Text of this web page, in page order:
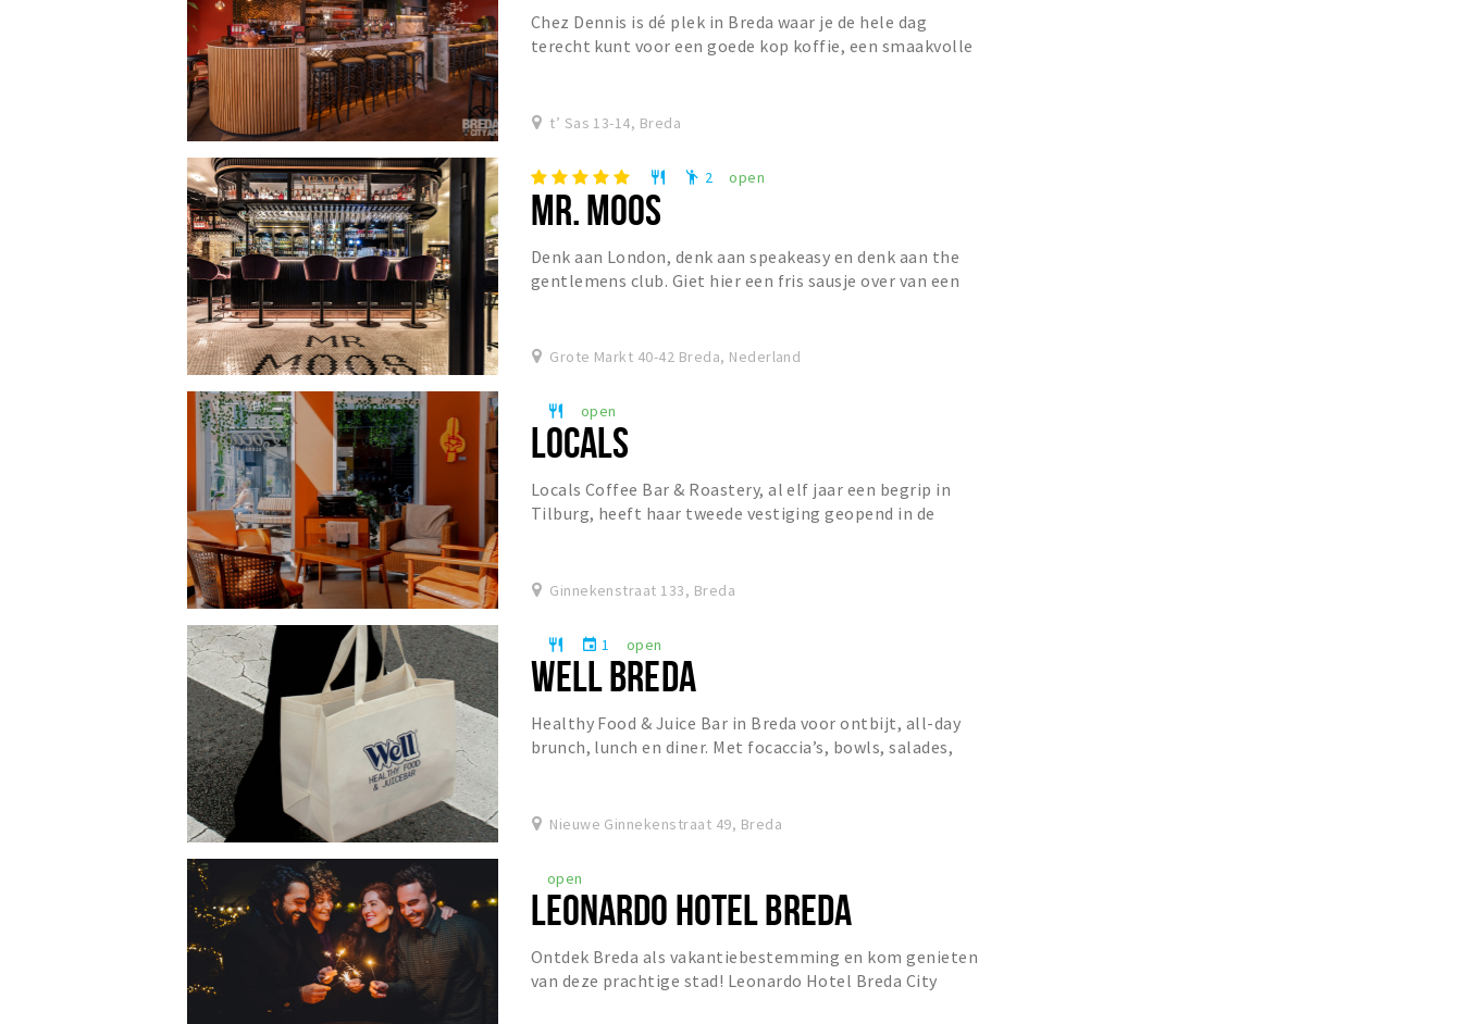
Chez Dennis is dé plek in Breda waar je de hele dag
terecht kunt voor een goede kop koffie, een smaakvolle
t’ Sas 13-14, Breda
restaurant emoji_people 2 open
MR. MOOS
Denk aan London, denk aan speakeasy en denk aan the
gentlemens club. Giet hier een fris sausje over van een
Grote Markt 40-42 Breda, Nederland
restaurant open
LOCALS
Locals Coffee Bar & Roastery, al elf jaar een begrip in
Tilburg, heeft haar tweede vestiging geopend in de
Ginnekenstraat 133, Breda
restaurant event 1 open
WELL BREDA
Healthy Food & Juice Bar in Breda voor ontbijt, all-day
brunch, lunch en diner. Met focaccia’s, bowls, salades,
Nieuwe Ginnekenstraat 49, Breda
open
LEONARDO HOTEL BREDA
Ontdek Breda als vakantiebestemming en kom genieten
van deze prachtige stad! Leonardo Hotel Breda City